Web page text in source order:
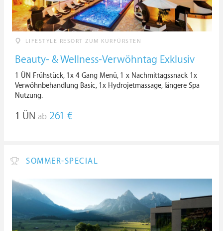
LIFESTYLE RESORT ZUM KURFÜRSTEN
Beauty- & Wellness-Verwöhntag Exklusiv
1 ÜN Frühstück, 1x 4 Gang Menü, 1 x Nachmittagssnack 1x
Verwöhnbehandlung Basic, 1x Hydrojetmassage, längere Spa
Nutzung.
1 ÜN ab 261 €
SOMMER-SPECIAL